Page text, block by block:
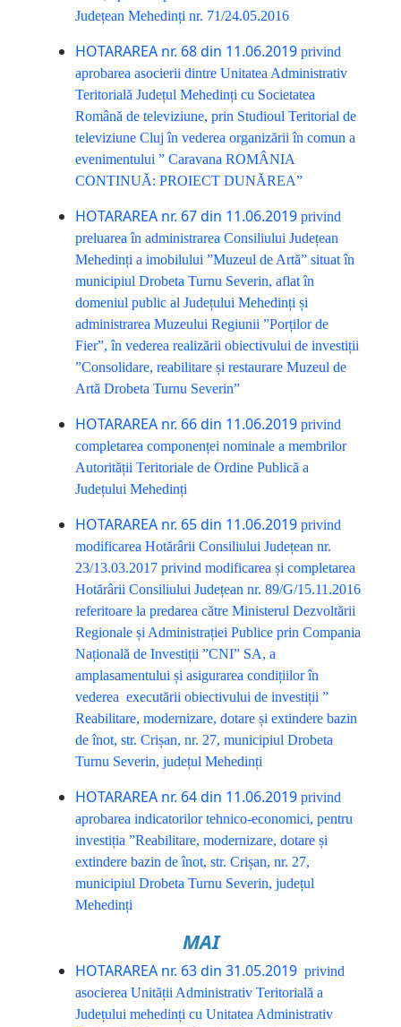
Județean Mehedinți nr. 71/24.05.2016
HOTARAREA nr. 68 din 11.06.2019 privind
aprobarea asocierii dintre Unitatea Administrativ
Teritorială Județul Mehedinți cu Societatea
Română de televiziune, prin Studioul Teritorial de
televiziune Cluj în vederea organizării în comun a
evenimentului ” Caravana ROMÂNIA
CONTINUĂ: PROIECT DUNĂREA”
HOTARAREA nr. 67 din 11.06.2019 privind
preluarea în administrarea Consiliului Județean
Mehedinți a imobilului ”Muzeul de Artă” situat în
municipiul Drobeta Turnu Severin, aflat în
domeniul public al Județului Mehedinți și
administrarea Muzeului Regiunii ”Porților de
Fier”, în vederea realizării obiectivului de investiții
”Consolidare, reabilitare și restaurare Muzeul de
Artă Drobeta Turnu Severin”
HOTARAREA nr. 66 din 11.06.2019 privind
completarea componenței nominale a membrilor
Autorității Teritoriale de Ordine Publică a
Județului Mehedinți
HOTARAREA nr. 65 din 11.06.2019 privind
modificarea Hotărârii Consiliului Județean nr.
23/13.03.2017 privind modificarea și completarea
Hotărârii Consiliului Județean nr. 89/G/15.11.2016
referitoare la predarea către Ministerul Dezvoltării
Regionale și Administrației Publice prin Compania
Națională de Investiții ”CNI” SA, a
amplasamentului și asigurarea condițiilor în
vederea executării obiectivului de investiții ”
Reabilitare, modernizare, dotare și extindere bazin
de înot, str. Crișan, nr. 27, municipiul Drobeta
Turnu Severin, județul Mehedinți
HOTARAREA nr. 64 din 11.06.2019 privind
aprobarea indicatorilor tehnico-economici, pentru
investiția ”Reabilitare, modernizare, dotare și
extindere bazin de înot, str. Crișan, nr. 27,
municipiul Drobeta Turnu Severin, județul
Mehedinți
MAI
HOTARAREA nr. 63 din 31.05.2019 privind
asocierea Unității Administrativ Teritorială a
Județului mehedinți cu Unitatea Administrativ